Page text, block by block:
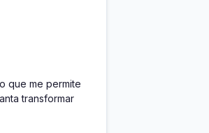
que me permite
transformar